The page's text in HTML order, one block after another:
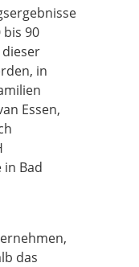
bis 90
in
Essen,
Bad
das